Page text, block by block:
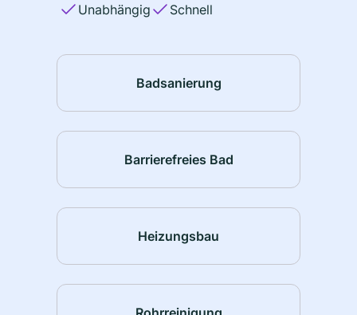
Unabhängig
Schnell
Badsanierung
Barrierefreies Bad
Heizungsbau